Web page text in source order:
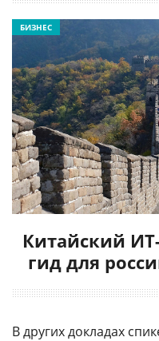
Китайский
гид для
БИЗНЕС
В других докладах